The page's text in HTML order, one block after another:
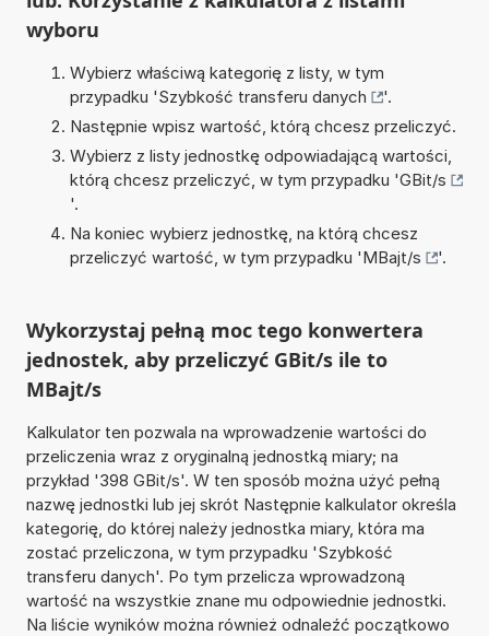
wyboru
Wybierz właściwą kategorię z listy, w tym
przypadku 'Szybkość transferu danych
'.
Następnie wpisz wartość, którą chcesz przeliczyć.
Wybierz z listy jednostkę odpowiadającą wartości,
którą chcesz przeliczyć, w tym przypadku 'GBit/s
'.
Na koniec wybierz jednostkę, na którą chcesz
przeliczyć wartość, w tym przypadku 'MBajt/s '.
Wykorzystaj pełną moc tego konwertera
jednostek, aby przeliczyć GBit/s ile to
MBajt/s
Kalkulator ten pozwala na wprowadzenie wartości do
przeliczenia wraz z oryginalną jednostką miary; na
przykład '398 GBit/s'. W ten sposób można użyć pełną
nazwę jednostki lub jej skrót Następnie kalkulator określa
kategorię, do której należy jednostka miary, która ma
zostać przeliczona, w tym przypadku 'Szybkość
transferu danych'. Po tym przelicza wprowadzoną
wartość na wszystkie znane mu odpowiednie jednostki.
Na liście wyników można również odnaleźć początkowo